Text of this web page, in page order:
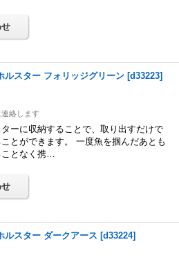
スター フォリッジグリーン [d33223]
絡します
ーに収納することで、取り出すだけで
とができます。 一度魚を掴んだあとも
ことなく携…
スター ダークアース [d33224]